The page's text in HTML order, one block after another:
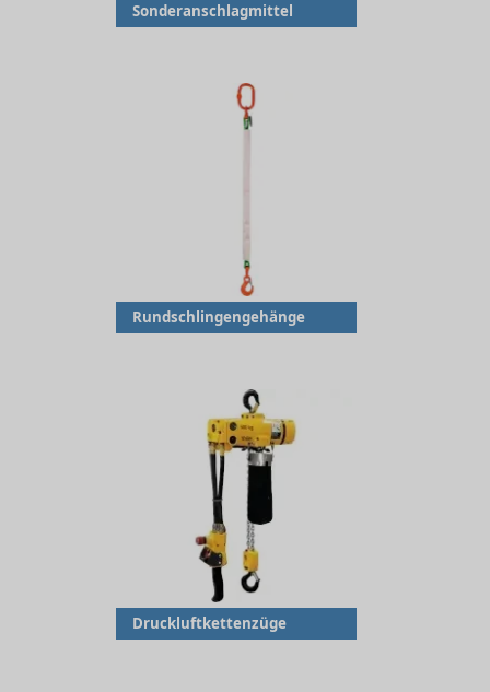
Sonderanschlagmittel
Rundschlingengehänge
Druckluftkettenzüge